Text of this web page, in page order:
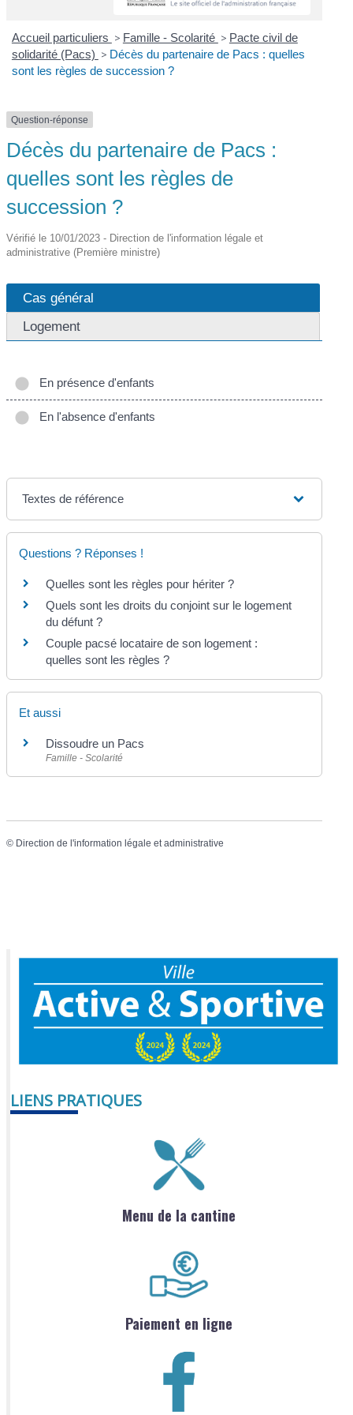
Accueil particuliers > Famille - Scolarité > Pacte civil de
solidarité (Pacs) > Décès du partenaire de Pacs : quelles
sont les règles de succession ?
Question-réponse
Décès du partenaire de Pacs :
quelles sont les règles de
succession ?
Vérifié le 10/01/2023 - Direction de l'information légale et
administrative (Première ministre)
Cas général
Logement
En présence d'enfants
En l'absence d'enfants
Textes de référence
Questions ? Réponses !
Quelles sont les règles pour hériter ?
Quels sont les droits du conjoint sur le logement
du défunt ?
Couple pacsé locataire de son logement :
quelles sont les règles ?
Et aussi
Dissoudre un Pacs
Famille - Scolarité
© Direction de l'information légale et administrative
LIENS PRATIQUES
Menu de la cantine
Paiement en ligne